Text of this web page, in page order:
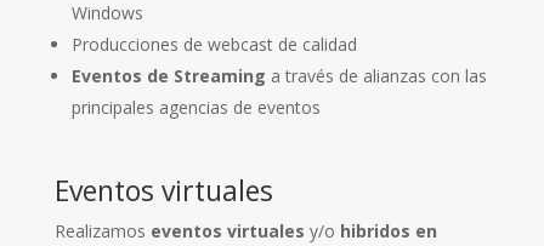
Windows
Producciones de webcast de calidad
Eventos de Streaming a través de alianzas con las
principales agencias de eventos
Eventos virtuales
Realizamos eventos virtuales y/o hibridos en